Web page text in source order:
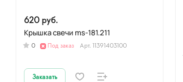
620 руб.
Крышка свечи ms-181.211
0 Под заказ Арт. 11391403100
Заказать